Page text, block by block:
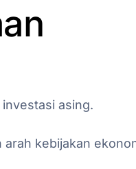
asing.
kebijakan